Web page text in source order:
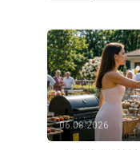
06.08.2026